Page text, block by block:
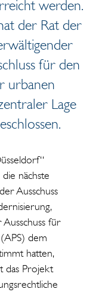
werden.
der Rat der
für den
urbanen
Lage
nächste
Ausschuss
für
dem
hatten,
das Projekt